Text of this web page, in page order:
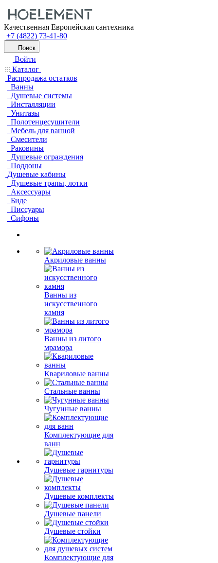
Качественная Европейская сантехника
+7 (4822) 73-41-80
Поиск
Войти
Каталог
Распродажа остатков
Ванны
Душевые системы
Инсталляции
Унитазы
Полотенцесушители
Мебель для ванной
Смесители
Раковины
Душевые ограждения
Поддоны
Душевые кабины
Душевые трапы, лотки
Аксессуары
Биде
Писсуары
Сифоны
Акриловые ванны
Ванны из
искусственного
камня
Ванны из литого
мрамора
Квариловые ванны
Стальные ванны
Чугунные ванны
Комплектующие для
ванн
Душевые гарнитуры
Душевые комплекты
Душевые панели
Душевые стойки
Комплектующие для